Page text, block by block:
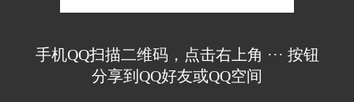
手机QQ扫描二维码，点击右上角 ··· 按钮
分享到QQ好友或QQ空间